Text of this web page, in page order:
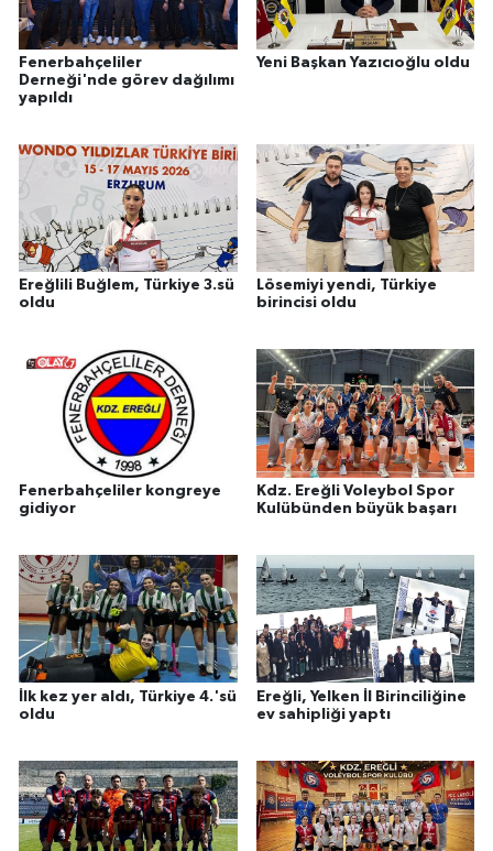
Fenerbahçeliler
Derneği'nde görev dağılımı
yapıldı
Yeni Başkan Yazıcıoğlu oldu
Ereğlili Buğlem, Türkiye 3.sü
oldu
Lösemiyi yendi, Türkiye
birincisi oldu
Fenerbahçeliler kongreye
gidiyor
Kdz. Ereğli Voleybol Spor
Kulübünden büyük başarı
İlk kez yer aldı, Türkiye 4.'sü
oldu
Ereğli, Yelken İl Birinciliğine
ev sahipliği yaptı